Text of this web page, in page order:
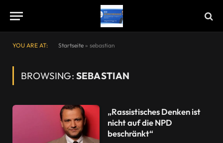
YOU ARE AT: Startseite » sebastian
BROWSING: SEBASTIAN
„Rassistisches Denken ist
nicht auf die NPD
beschränkt“